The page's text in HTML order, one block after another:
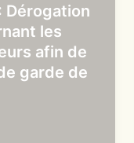
Dérogation
les
afin de
garde de